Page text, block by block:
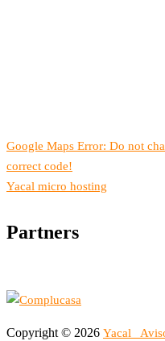
Google Maps Error: Do not
correct code!
Yacal micro hosting
Partners
Copyright © 2026 Yacal